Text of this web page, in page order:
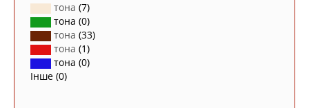
тона (7)
тона (0)
тона (33)
тона (1)
тона (0)
Інше (0)